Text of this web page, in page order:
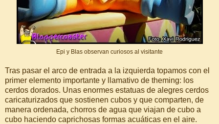
Epi y Blas observan curiosos al visitante
Tras pasar el arco de entrada a la izquierda topamos con el
primer elemento importante y llamativo de theming: los
cerdos dorados. Unas enormes estatuas de alegres cerdos
caricaturizados que sostienen cubos y que comparten, de
manera ordenada, chorros de agua que viajan de cubo a
cubo haciendo caprichosas formas acuáticas en el aire.